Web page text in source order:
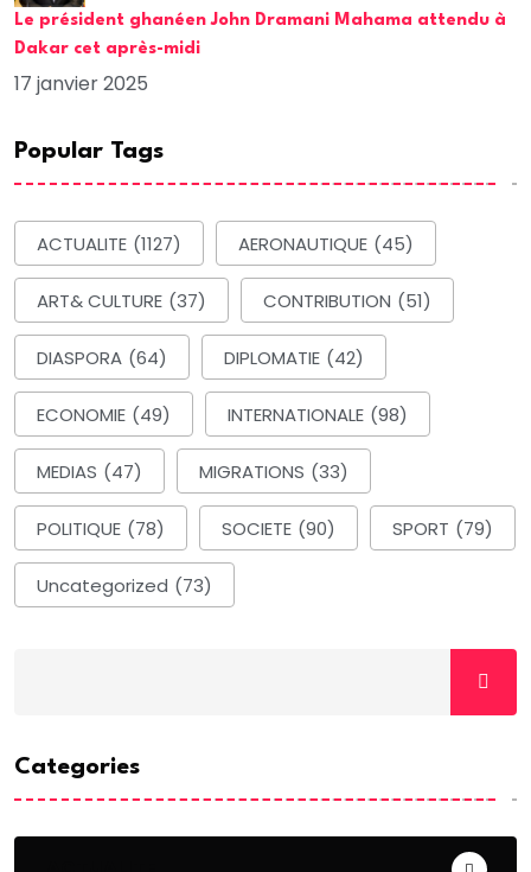
Le président ghanéen John Dramani Mahama attendu à
Dakar cet après-midi
17 janvier 2025
Popular Tags
ACTUALITE (1127) AERONAUTIQUE (45)
ART& CULTURE (37) CONTRIBUTION (51)
DIASPORA (64) DIPLOMATIE (42)
ECONOMIE (49) INTERNATIONALE (98)
MEDIAS (47) MIGRATIONS (33)
POLITIQUE (78) SOCIETE (90) SPORT (79)
Uncategorized (73)
Categories